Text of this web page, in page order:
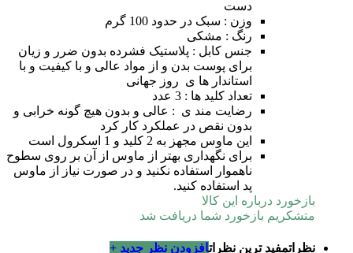
دست
وزن : سبک در حدود 100 گرم
رنگ : مشکی
جنس کابل : پلاستیک فشرده بدون ضرر و زیان
برای پوست بدن و از مواد عالی و با کیفیت و با
استاندار ها ی روز جهانی
تعداد کلید ها : 3 عدد
رضایت مند ی : عالی و بدون هیچ گونه خرابی و
بدون نقص در عملکرد کار کرد
این ماوس مجهز به 2 کلید و 1 اسکرول است
برای نگهداری بهتر از ماوس از آن بر روی سطوح
ناهموار استفاده نکنید و در صورت نیاز از ماوس
پد استفاده کنید.
بازخورد درباره این کالا
متشکریم بازخورد شما دریافت شد
نظراتمفید ترین نظراتافزودن نظر جدید +